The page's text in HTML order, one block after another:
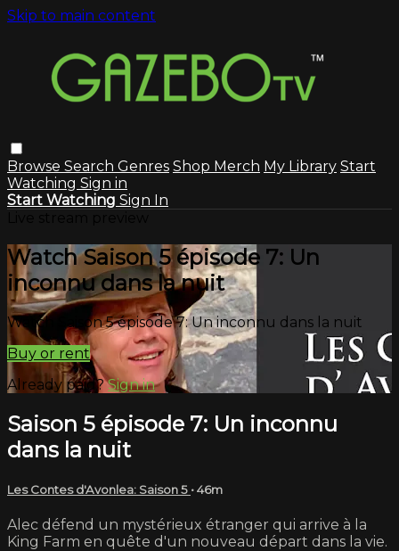
Skip to main content
Browse Search Genres Shop Merch My Library Start
Watching Sign in
Start Watching Sign In
Watch Saison 5 épisode 7: Un
inconnu dans la nuit
Watch Saison 5 épisode 7: Un inconnu dans la nuit
Buy or rent
Already paid?Sign in
Saison 5 épisode 7: Un inconnu
dans la nuit
Les Contes d'Avonlea: Saison 5 • 46m
Alec défend un mystérieux étranger qui arrive à la
King Farm en quête d'un nouveau départ dans la vie.